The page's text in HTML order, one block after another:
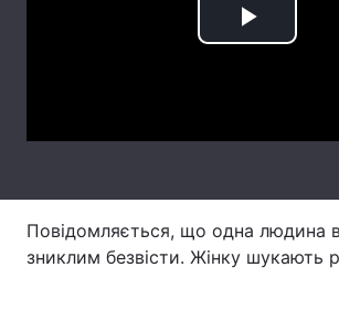
Архів Вакансії
Контакти
Play
Повідомляється, що одна людина
зниклим безвісти. Жінку шукають